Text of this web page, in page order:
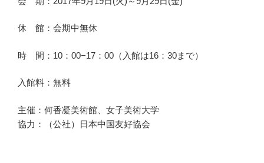
休 館：会期中無休
時 間：10：00−17：00（入館は16：30まで）
入館料：無料
主催：何香凝美術館、女子美術大学
協力：（公社）日本中国友好協会